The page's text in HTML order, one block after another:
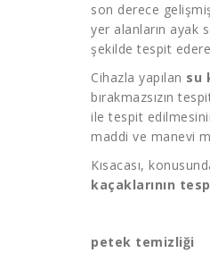
son derece
yer alanların ayak
şekilde tespit
Cihazla yapılan su
bırakmazsızın
ile tespit
maddi ve manevi
Kısacası,
kaçaklarının
petek temizliği